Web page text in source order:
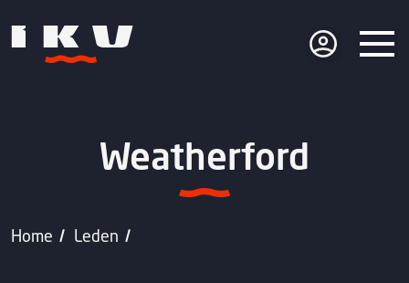
Weatherford
Home Leden